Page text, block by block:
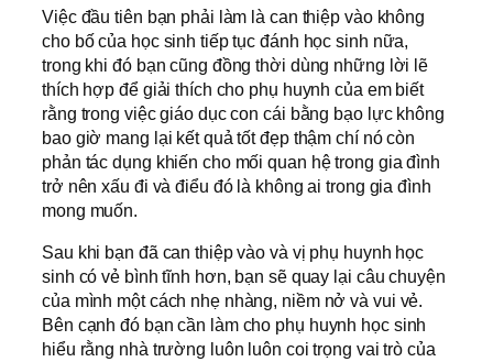
Việc đầu tiên bạn phải làm là can thiệp vào không
cho bố của học sinh tiếp tục đánh học sinh nữa,
trong khi đó bạn cũng đồng thời dùng những lời lẽ
thích hợp để giải thích cho phụ huynh của em biết
rằng trong việc giáo dục con cái bằng bạo lực không
bao giờ mang lại kết quả tốt đẹp thậm chí nó còn
phản tác dụng khiến cho mối quan hệ trong gia đình
trở nên xấu đi và điểu đó là không ai trong gia đình
mong muốn.
Sau khi bạn đã can thiệp vào và vị phụ huynh học
sinh có vẻ bình tĩnh hơn, bạn sẽ quay lại câu chuyện
của mình một cách nhẹ nhàng, niềm nở và vui vẻ.
Bên cạnh đó bạn cần làm cho phụ huynh học sinh
hiểu rằng nhà trường luôn luôn coi trọng vai trò của